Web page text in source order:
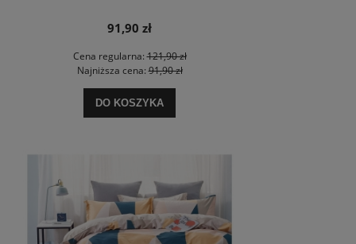
91,90 zł
Cena regularna:121,90 zł
Najniższa cena:91,90 zł
DO KOSZYKA